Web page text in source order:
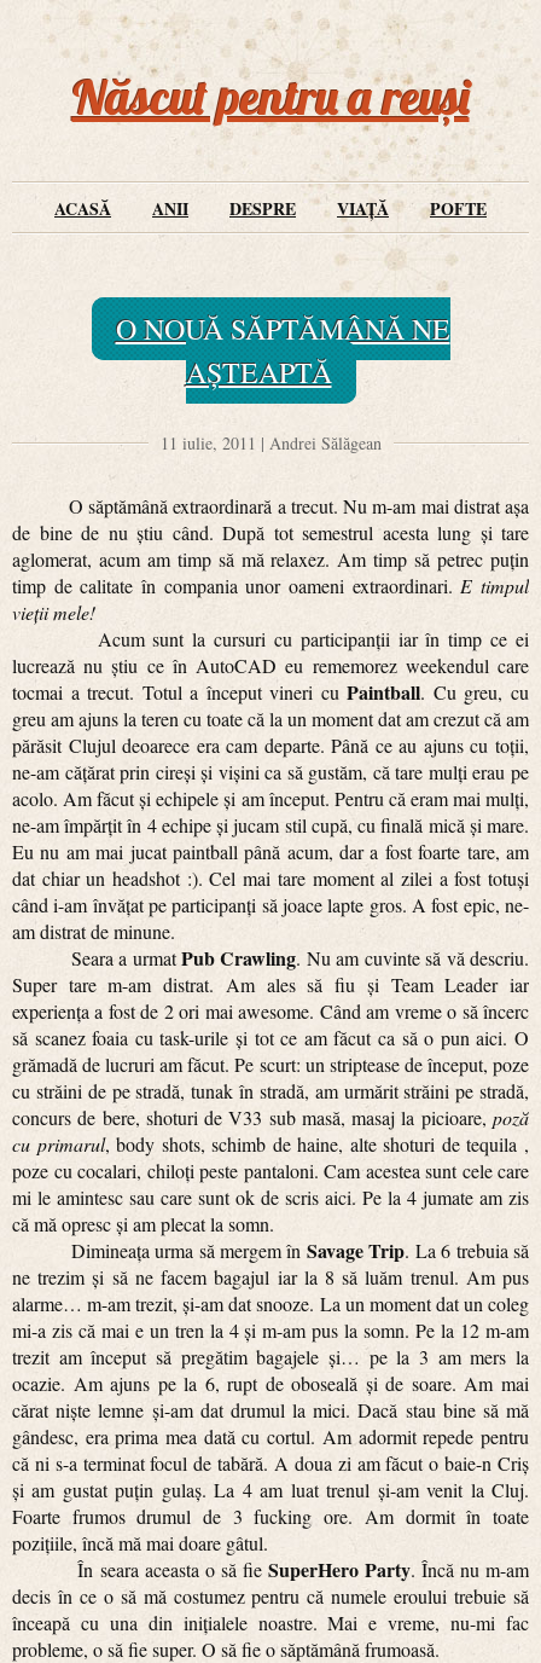
Născut pentru a reuși
ACASĂ ANII DESPRE VIAȚĂ POFTE
O NOUĂ SĂPTĂMÂNĂ NE
AȘTEAPTĂ
11 iulie, 2011 | Andrei Sălăgean
O săptămână extraordinară a trecut. Nu m-am mai distrat așa
de bine de nu știu când. După tot semestrul acesta lung și tare
aglomerat, acum am timp să mă relaxez. Am timp să petrec puțin
timp de calitate în compania unor oameni extraordinari. E timpul
vieții mele!
Acum sunt la cursuri cu participanții iar în timp ce ei
lucrează nu știu ce în AutoCAD eu rememorez weekendul care
tocmai a trecut. Totul a început vineri cuPaintball. Cu greu, cu
greu am ajuns la teren cu toate că la un moment dat am crezut că am
părăsit Clujul deoarece era cam departe. Până ce au ajuns cu toții,
ne-am cățărat prin cireși și vișini ca să gustăm, că tare mulți erau pe
acolo. Am făcut și echipele și am început. Pentru că eram mai mulți,
ne-am împărțit în 4 echipe și jucam stil cupă, cu finală mică și mare.
Eu nu am mai jucat paintball până acum, dar a fost foarte tare, am
dat chiar un headshot :). Cel mai tare moment al zilei a fost totuși
când i-am învățat pe participanți să joace lapte gros. A fost epic, ne-
am distrat de minune.
Seara a urmatPub Crawling. Nu am cuvinte să vă descriu.
Super tare m-am distrat. Am ales să fiu și Team Leader iar
experiența a fost de 2 ori mai awesome. Când am vreme o să încerc
să scanez foaia cu task-urile și tot ce am făcut ca să o pun aici. O
grămadă de lucruri am făcut. Pe scurt: un striptease de început, poze
cu străini de pe stradă, tunak în stradă, am urmărit străini pe stradă,
concurs de bere, shoturi de V33 sub masă, masaj la picioare, poză
cu primarul, body shots, schimb de haine, alte shoturi de tequila ,
poze cu cocalari, chiloți peste pantaloni. Cam acestea sunt cele care
mi le amintesc sau care sunt ok de scris aici. Pe la 4 jumate am zis
că mă opresc și am plecat la somn.
Dimineața urma să mergem în Savage Trip. La 6 trebuia să
ne trezim și să ne facem bagajul iar la 8 să luăm trenul. Am pus
alarme… m-am trezit, și-am dat snooze. La un moment dat un coleg
mi-a zis că mai e un tren la 4 și m-am pus la somn. Pe la 12 m-am
trezit am început să pregătim bagajele și… pe la 3 am mers la
ocazie. Am ajuns pe la 6, rupt de oboseală și de soare. Am mai
cărat niște lemne și-am dat drumul la mici. Dacă stau bine să mă
gândesc, era prima mea dată cu cortul. Am adormit repede pentru
că ni s-a terminat focul de tabără. A doua zi am făcut o baie-n Criș
și am gustat puțin gulaș. La 4 am luat trenul și-am venit la Cluj.
Foarte frumos drumul de 3 fucking ore. Am dormit în toate
pozițiile, încă mă mai doare gâtul.
În seara aceasta o să fie SuperHero Party. Încă nu m-am
decis în ce o să mă costumez pentru că numele eroului trebuie să
înceapă cu una din inițialele noastre. Mai e vreme, nu-mi fac
probleme, o să fie super. O să fie o săptămână frumoasă.